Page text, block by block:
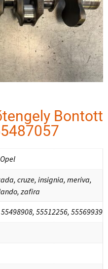
Bontott
cruze, insignia, meriva,
zafira
55512256, 55569939